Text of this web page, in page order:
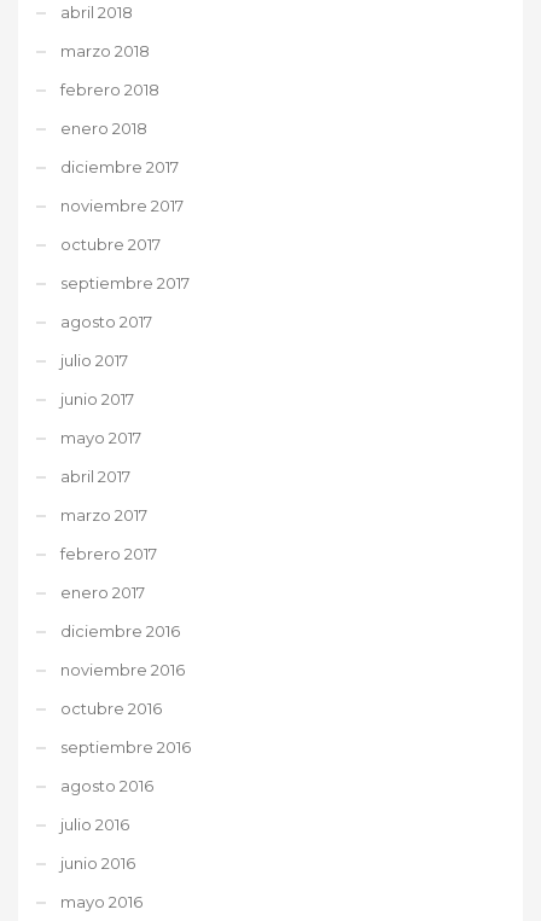
abril 2018
marzo 2018
febrero 2018
enero 2018
diciembre 2017
noviembre 2017
octubre 2017
septiembre 2017
agosto 2017
julio 2017
junio 2017
mayo 2017
abril 2017
marzo 2017
febrero 2017
enero 2017
diciembre 2016
noviembre 2016
octubre 2016
septiembre 2016
agosto 2016
julio 2016
junio 2016
mayo 2016